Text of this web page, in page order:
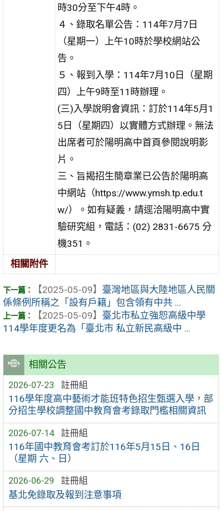
相關公告
2026-07-23 註冊組
116學年度高中藝術才能班特色招生甄選入學，部
分招生學校調整國中教育會考錄取門檻相關資訊
2026-07-14 註冊組
116年國中教育會考訂於116年5月15日、16日
（星期 六、日）
2026-06-29 註冊組
基北免錄取及報到注意事項
時30分至下午4時。
４、錄取名單公告：114年7月7日
（星期一）上午10時於學校網站公
告。
５、報到入學：114年7月10日（星期
四）上午9時至11時辦理。
(三)入學說明會資訊：訂於114年5月1
5日（星期四）以實體方式辦理。無法
出席者可於陽明高中首頁參閱說明影
片。
三、旨揭招生簡章業已公告於陽明高
中網站（https://www.ymsh.tp.edu.t
w/）。如有疑義，請逕洽陽明高中實
驗研究組，電話：(02) 2831-6675 分
機351。
相關附件
【2025-05-09】 臺灣地區與大陸地區人民關
係條例所稱之「設有戶籍」包含領有中共 ...
【2025-05-09】 臺北市私立強恕高級中學
114學年度更名為「臺北市 私立新民高級中 ...